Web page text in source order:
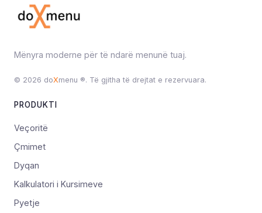
Mënyra moderne për të ndarë menunë tuaj.
© 2026 doXmenu ®. Të gjitha të drejtat e rezervuara.
PRODUKTI
Veçoritë
Çmimet
Dyqan
Kalkulatori i Kursimeve
Pyetje